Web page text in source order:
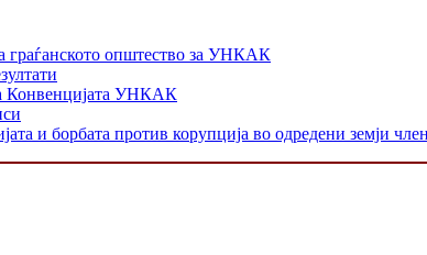
граѓанското општество за УНКАК
Конвенцијата УНКАК
и борбата против корупција во одредени земји